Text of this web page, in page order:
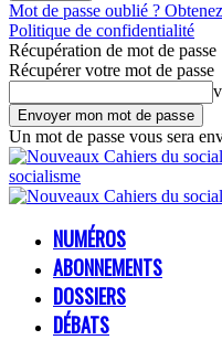
Mot de passe oublié ?
Politique de confidentialité
Récupération de mot de passe
Récupérer votre mot de passe
Un mot de passe vous sera
socialisme
NUMÉROS
ABONNEMENTS
DOSSIERS
DÉBATS